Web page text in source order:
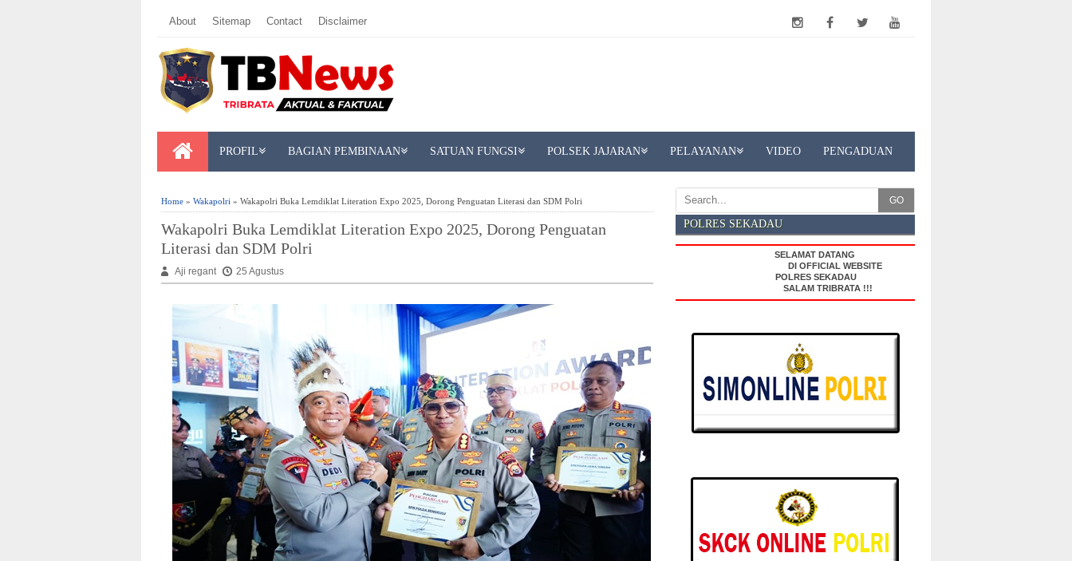
About Sitemap Contact Disclaimer
PROFIL BAGIAN PEMBINAAN SATUAN FUNGSI POLSEK JAJARAN PELAYANAN VIDEO PENGADUAN
Home » Wakapolri » Wakapolri Buka Lemdiklat Literation Expo 2025, Dorong Penguatan Literasi dan SDM Polri
Wakapolri Buka Lemdiklat Literation Expo 2025, Dorong Penguatan
Literasi dan SDM Polri
Aji regant 25 Agustus
GO
POLRES SEKADAU
SELAMAT DATANG
DI OFFICIAL WEBSITE
POLRES SEKADAU
SALAM TRIBRATA !!!